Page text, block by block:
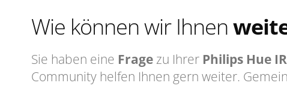
Wie können wir Ihnen
Sie haben eine Frage zu Ihrer Philips Hue
Community helfen Ihnen gern weiter.